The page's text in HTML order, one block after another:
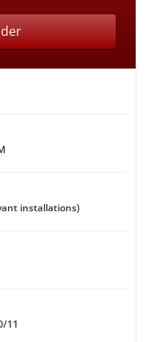
installations)
11